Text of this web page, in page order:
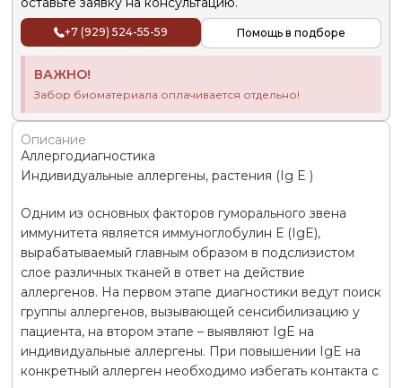
+7 (929) 524-55-59 Помощь в подборе
ВАЖНО!
Забор биоматериала оплачивается отдельно!
Описание
Аллергодиагностика
Индивидуальные аллергены, растения (Ig E )
Одним из основных факторов гуморального звена
иммунитета является иммуноглобулин Е (IgE),
вырабатываемый главным образом в подслизистом
слое различных тканей в ответ на действие
аллергенов. На первом этапе диагностики ведут поиск
группы аллергенов, вызывающей сенсибилизацию у
пациента, на втором этапе – выявляют IgE на
индивидуальные аллергены. При повышении IgE на
конкретный аллерген необходимо избегать контакта с